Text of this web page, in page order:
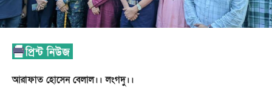
আরাফাত হোসেন বেলাল।। লংগদু।।